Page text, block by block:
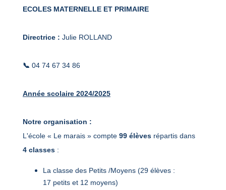
ECOLES MATERNELLE ET PRIMAIRE
Directrice : Julie ROLLAND
📞 04 74 67 34 86
Année scolaire 2024/2025
Notre organisation :
L'école « Le marais » compte 99 élèves répartis dans
4 classes :
La classe des Petits /Moyens (29 élèves :
17 petits et 12 moyens)